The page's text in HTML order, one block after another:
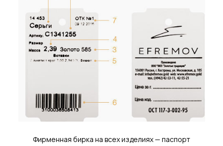
Фирменная бирка на всех изделиях — паспорт